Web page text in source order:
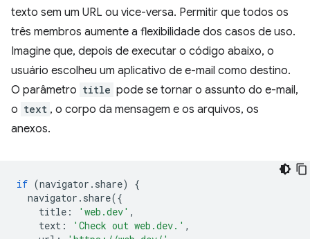
texto sem um URL ou vice-versa. Permitir que todos os
três membros aumente a flexibilidade dos casos de uso.
Imagine que, depois de executar o código abaixo, o
usuário escolheu um aplicativo de e-mail como destino.
O parâmetro title pode se tornar o assunto do e-mail,
o text , o corpo da mensagem e os arquivos, os
anexos.
if (navigator . share)
{
navigator . share({
title : 'web.dev' ,
text : 'Check out web.dev.' ,